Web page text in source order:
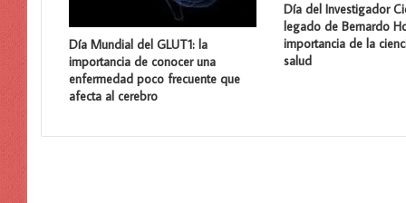
Día Mundial del GLUT1: la
importancia de conocer una
enfermedad poco frecuente que
afecta al cerebro
Día del Investigador
legado de Bernardo
importancia de la
salud